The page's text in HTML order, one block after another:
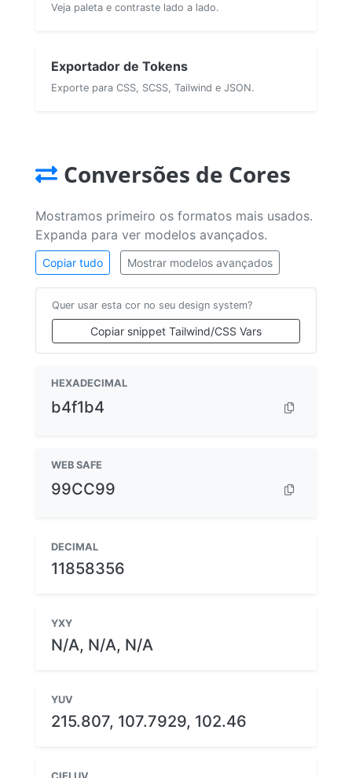
Veja paleta e contraste lado a lado.
Exportador de Tokens
Exporte para CSS, SCSS, Tailwind e JSON.
Conversões de Cores
Mostramos primeiro os formatos mais usados.
Expanda para ver modelos avançados.
Copiar tudo Mostrar modelos avançados
Quer usar esta cor no seu design system?
Copiar snippet Tailwind/CSS Vars
HEXADECIMAL
b4f1b4
WEB SAFE
99CC99
DECIMAL
11858356
YXY
N/A, N/A, N/A
YUV
215.807, 107.7929, 102.46
CIELUV